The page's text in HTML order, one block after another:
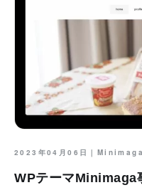
2023年04月06日｜
WPテーマMinimaga